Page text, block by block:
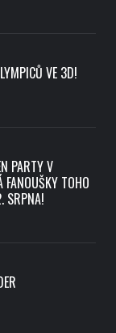
VE 3D!
PARTY V
FANOUŠKY TOHO
SRPNA!